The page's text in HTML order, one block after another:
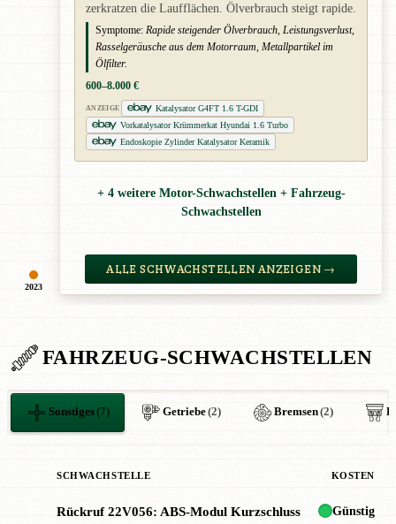
2023
zerkratzen die Laufflächen. Ölverbrauch steigt rapide.
Symptome: Rapide steigender Ölverbrauch, Leistungsverlust,
Rasselgeräusche aus dem Motorraum, Metallpartikel im
Ölfilter.
600–8.000 €
ANZEIGE
Katalysator G4FT 1.6 T-GDI
Vorkatalysator Krümmerkat Hyundai 1.6 Turbo
Endoskopie Zylinder Katalysator Keramik
+ 4 weitere Motor-Schwachstellen + Fahrzeug-
Schwachstellen
ALLE SCHWACHSTELLEN ANZEIGEN →
FAHRZEUG-SCHWACHSTELLEN
Sonstiges(7) Getriebe(2) Bremsen(2)
SCHWACHSTELLE KOSTEN
Rückruf 22V056: ABS-Modul Kurzschluss
Günstig